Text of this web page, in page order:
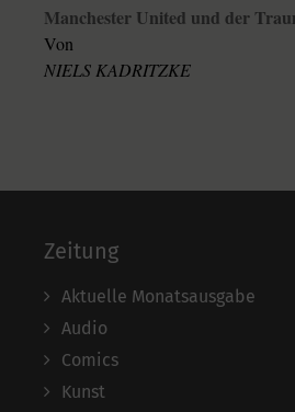
Von
NIELS KADRITZKE
Zeitung
Aktuelle Monatsausgabe
Audio
Comics
Kunst